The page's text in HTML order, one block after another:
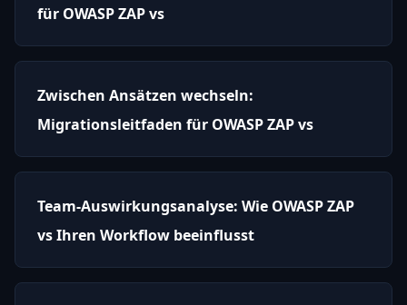
für OWASP ZAP vs
Zwischen Ansätzen wechseln:
Migrationsleitfaden für OWASP ZAP vs
Team-Auswirkungsanalyse: Wie OWASP ZAP
vs Ihren Workflow beeinflusst